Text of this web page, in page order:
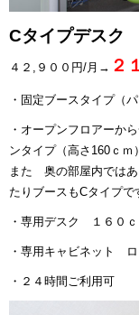
Cタイプデスク
４２,９００円/月→ ２
・固定ブースタイプ（
・オープンフロアーか
ンタイプ（高さ160ｃｍ
また 奥の部屋内ではあ
たりブースもCタイプで
・専用デスク １６０
・専用キャビネット ロ
・２４時間ご利用可